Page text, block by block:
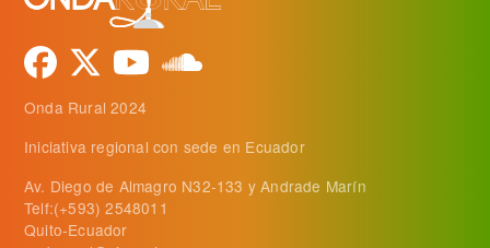
Onda Rural 2024
Iniciativa regional con sede en Ecuador
Av. Diego de Almagro N32-133 y Andrade Marín
Telf:(+593) 2548011
Quito-Ecuador